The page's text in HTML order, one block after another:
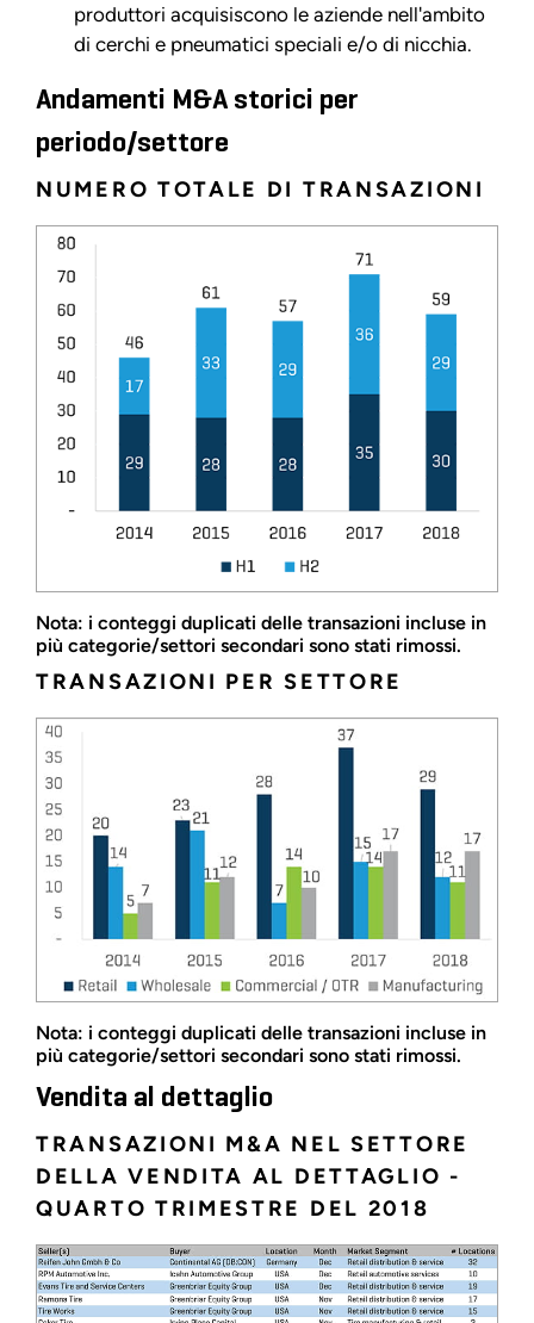
produttori acquisiscono le aziende nell'ambito
di cerchi e pneumatici speciali e/o di nicchia.
Andamenti M&A storici per
periodo/settore
NUMERO TOTALE DI TRANSAZIONI
Nota: i conteggi duplicati delle transazioni incluse in
più categorie/settori secondari sono stati rimossi.
TRANSAZIONI PER SETTORE
Nota: i conteggi duplicati delle transazioni incluse in
più categorie/settori secondari sono stati rimossi.
Vendita al dettaglio
TRANSAZIONI M&A NEL SETTORE
DELLA VENDITA AL DETTAGLIO -
QUARTO TRIMESTRE DEL 2018